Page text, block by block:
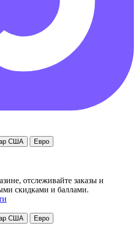
США Евро
отслеживайте заказы и
скидками и баллами.
США Евро